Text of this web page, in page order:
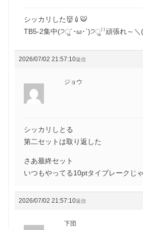
シッカリした👹💉🐯
TB5-2集中(੭ु´･ω･`)੭ु⁾⁾頑張れ～
2026/07/02 21:57:10返信
ジョウ
シッカリしとる
第二セットは取り返した
さあ最終セット
いつもやってる10ptタイブレークじ
2026/07/02 21:57:10返信
下団